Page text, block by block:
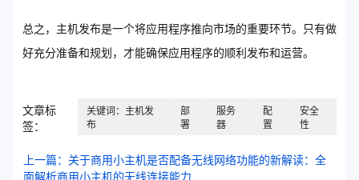
总之，主机发布是一个将应用程序推向市场的重要环节。只有做
好充分准备和规划，才能确保应用程序的顺利发布和运营。
文章标
签：
关键词：主机发
布
部
署
服务
器
配
置
安全
性
上一篇：关于商用小主机是否配备无线网络功能的新解读：全
面解析商用小主机的无线连接能力